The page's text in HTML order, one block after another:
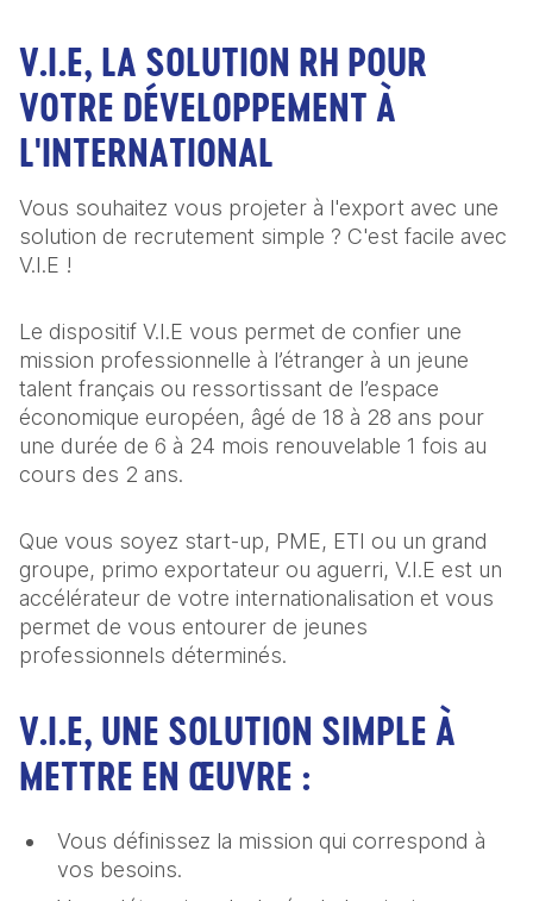
V.I.E, LA SOLUTION RH POUR
VOTRE DÉVELOPPEMENT À
L'INTERNATIONAL
Vous souhaitez vous projeter à l'export avec une
solution de recrutement simple ? C'est facile avec
V.I.E !
Le dispositif V.I.E vous permet de confier une
mission professionnelle à l’étranger à un jeune
talent français ou ressortissant de l’espace
économique européen, âgé de 18 à 28 ans pour
une durée de 6 à 24 mois renouvelable 1 fois au
cours des 2 ans.
Que vous soyez start-up, PME, ETI ou un grand
groupe, primo exportateur ou aguerri, V.I.E est un
accélérateur de votre internationalisation et vous
permet de vous entourer de jeunes
professionnels déterminés.
V.I.E, UNE SOLUTION SIMPLE À
METTRE EN ŒUVRE :
Vous définissez la mission qui correspond à
vos besoins.